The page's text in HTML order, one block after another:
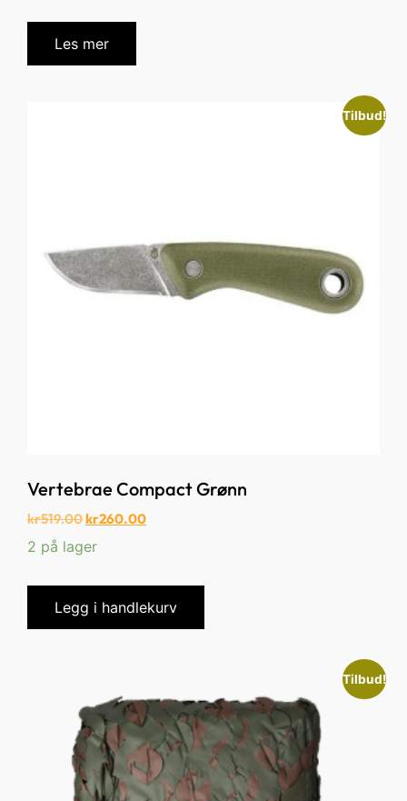
Les mer
Tilbud!
Vertebrae Compact Grønn
kr519.00kr260.00
2 på lager
Legg i handlekurv
Tilbud!